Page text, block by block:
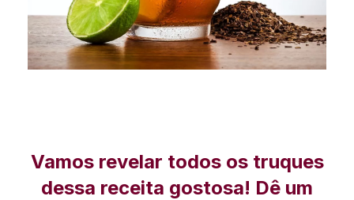
Vamos revelar todos os truques
dessa receita gostosa! Dê um